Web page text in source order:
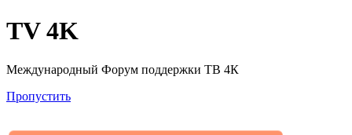
TV 4K
Международный Форум поддержки ТВ 4К
Пропустить